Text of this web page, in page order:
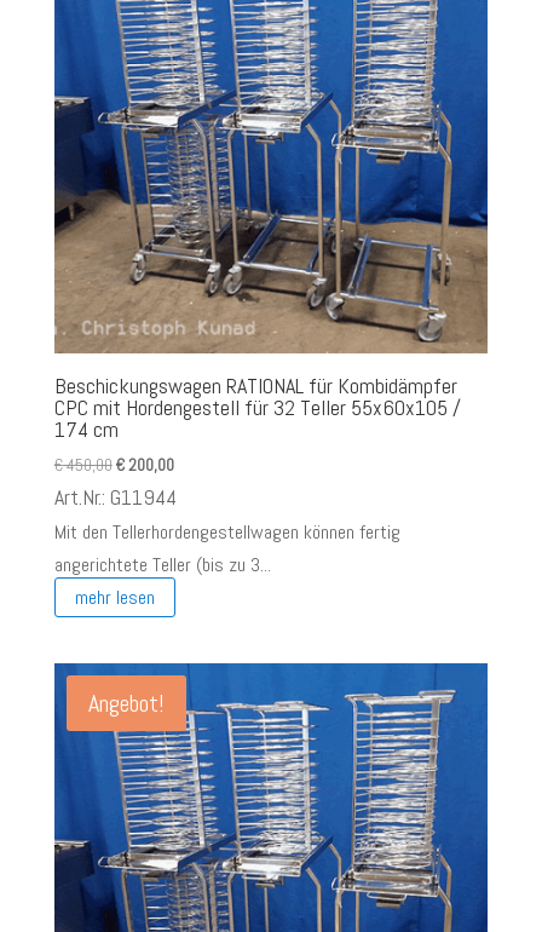
Beschickungswagen RATIONAL für Kombidämpfer
CPC mit Hordengestell für 32 Teller 55x60x105 /
174 cm
€450,00Ursprünglicher
Preis
€200,00Aktueller
Preis
€ 200,00.
Art.Nr.: G11944
Mit den Tellerhordengestellwagen können fertig
angerichtete Teller (bis zu 3...
mehr lesen
Angebot!